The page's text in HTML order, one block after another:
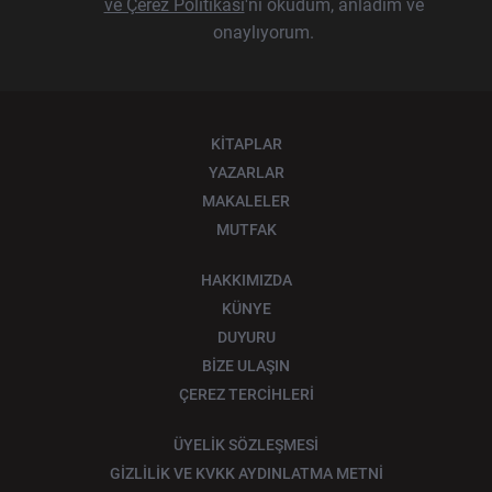
ve Çerez Politikası'nı okudum, anladım ve
onaylıyorum.
KİTAPLAR
YAZARLAR
MAKALELER
MUTFAK
HAKKIMIZDA
KÜNYE
DUYURU
BİZE ULAŞIN
ÇEREZ TERCİHLERİ
ÜYELİK SÖZLEŞMESİ
GİZLİLİK VE KVKK AYDINLATMA METNİ